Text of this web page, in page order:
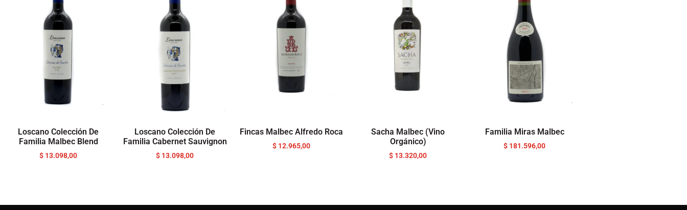
Loscano Colección De
Familia Malbec Blend
$ 13.098,00
Loscano Colección De
Familia Cabernet Sauvignon
$ 13.098,00
Fincas Malbec Alfredo Roca
$ 12.965,00
Sacha Malbec (Vino
Orgánico)
$ 13.320,00
Familia Miras Malbec
$ 181.596,00